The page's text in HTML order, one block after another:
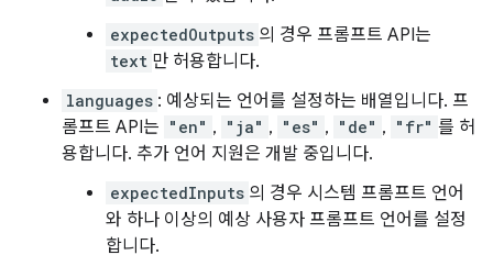
expectedOutputs 의 경우 프롬프트 API는
text 만 허용합니다.
languages : 예상되는 언어를 설정하는 배열입니다. 프
롬프트 API는 "en" , "ja" , "es" , "de" , "fr" 를 허
용합니다. 추가 언어 지원은 개발 중입니다.
expectedInputs 의 경우 시스템 프롬프트 언어
와 하나 이상의 예상 사용자 프롬프트 언어를 설정
합니다.